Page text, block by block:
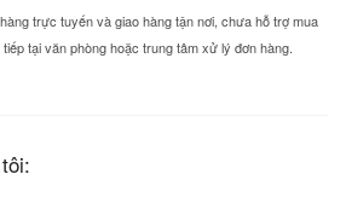
trực tuyến và giao hàng tận nơi, chưa hỗ trợ mua
tại văn phòng hoặc trung tâm xử lý đơn hàng.